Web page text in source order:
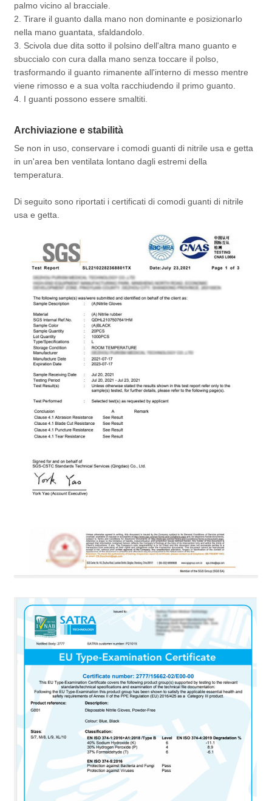
palmo vicino al bracciale.
2. Tirare il guanto dalla mano non dominante e posizionarlo
nella mano guantata, sfaldandolo.
3. Scivola due dita sotto il polsino dell'altra mano guanto e
sbuccialo con cura dalla mano senza toccare il polso,
trasformando il guanto rimanente all'interno di messo mentre
viene rimosso e a sua volta racchiudendo il primo guanto.
4. I guanti possono essere smaltiti.
Archiviazione e stabilità
Se non in uso, conservare i comodi guanti di nitrile usa e getta
in un'area ben ventilata lontano dagli estremi della
temperatura.
Di seguito sono riportati i certificati di comodi guanti di nitrile
usa e getta.